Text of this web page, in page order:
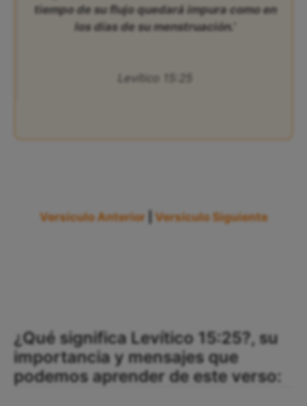
tiempo de su flujo quedará impura como en
los días de su menstruación.’
Levítico 15:25
Versículo Anterior Versículo Siguiente
¿Qué significa Levítico 15:25?, su
importancia y mensajes que
podemos aprender de este verso: